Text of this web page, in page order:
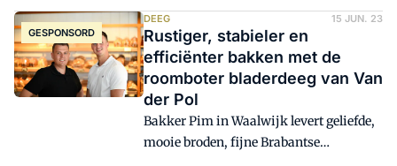
social media, komen de klanten vanuit
de hele regio. 'Daarom zorgen we niet
alleen bij deelname aan wedstrijden voor
perfecte producten. Iedere dag weer
willen wij optimale kwaliteit leveren. We
kiezen dus voor ingrediënten van de
beste leveranciers, zoals
GESPONSORD
DEEG 15 JUN. 23
Rustiger, stabieler en
efficiënter bakken met de
roomboter bladerdeeg van Van
der Pol
Bakker Pim in Waalwijk levert geliefde,
mooie broden, fijne Brabantse